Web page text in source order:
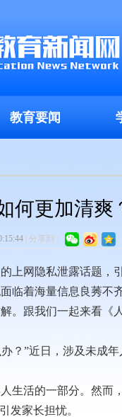
教育要闻
何更加清爽
分享到：
网隐私泄露话题，引
临着海量信息良莠不
。跟我们一起来看
”近日，涉及未成年
活的一部分。然而，
发家长担忧。